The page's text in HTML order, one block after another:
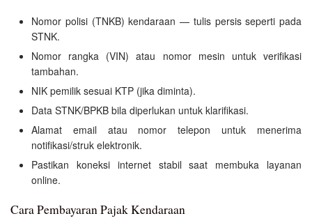
Nomor polisi (TNKB) kendaraan — tulis persis seperti pada
STNK.
Nomor rangka (VIN) atau nomor mesin untuk verifikasi
tambahan.
NIK pemilik sesuai KTP (jika diminta).
Data STNK/BPKB bila diperlukan untuk klarifikasi.
Alamat email atau nomor telepon untuk menerima
notifikasi/struk elektronik.
Pastikan koneksi internet stabil saat membuka layanan
online.
Cara Pembayaran Pajak Kendaraan